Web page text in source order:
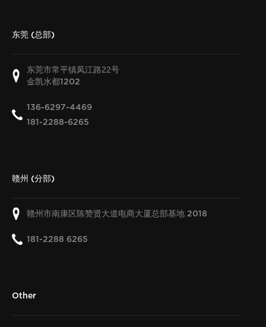
东莞 (总部)
东莞市常平镇凤江路22号
金凯水都1202
136-6297-4469
181-2288-6265
赣州 (分部)
赣州市南康区陈赞贤大道电商大厦总部基地 2018
181-2288 6265
Other